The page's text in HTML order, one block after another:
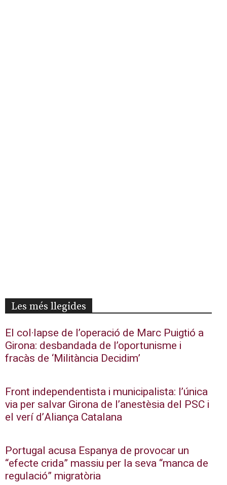
Les més llegides
El col·lapse de l’operació de Marc Puigtió a
Girona: desbandada de l’oportunisme i
fracàs de ‘Militància Decidim’
Front independentista i municipalista: l’única
via per salvar Girona de l’anestèsia del PSC i
el verí d’Aliança Catalana
Portugal acusa Espanya de provocar un
“efecte crida” massiu per la seva “manca de
regulació” migratòria